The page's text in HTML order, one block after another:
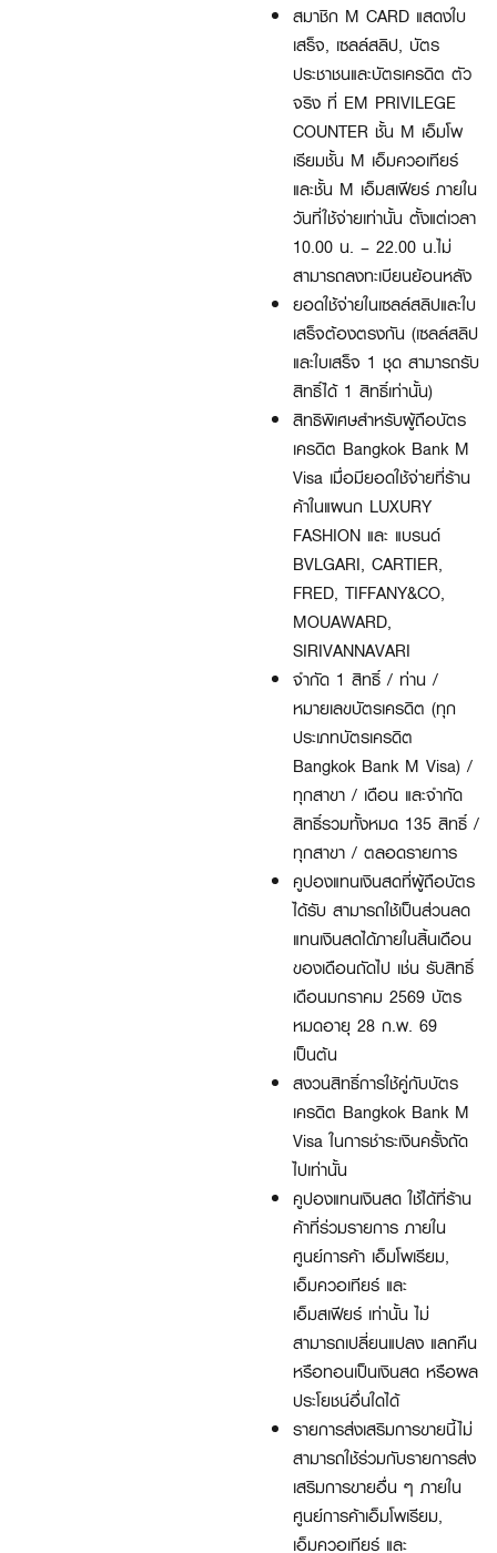
สมาชิก M CARD แสดงใบ
เสร็จ, เซลล์สลิป, บัตร
ประชาชนและบัตรเครดิต ตัว
จริง ที่ EM PRIVILEGE
COUNTER ชั้น M เอ็มโพ
เรียมชั้น M เอ็มควอเทียร์
และชั้น M เอ็มสเฟียร์ ภายใน
วันที่ใช้จ่ายเท่านั้น ตั้งแต่เวลา
10.00 น. – 22.00 น.ไม่
สามารถลงทะเบียนย้อนหลัง
ยอดใช้จ่ายในเซลล์สลิปและใบ
เสร็จต้องตรงกัน (เซลล์สลิป
และใบเสร็จ 1 ชุด สามารถรับ
สิทธิ์ได้ 1 สิทธิ์เท่านั้น)
สิทธิพิเศษสำหรับผู้ถือบัตร
เครดิต Bangkok Bank M
Visa เมื่อมียอดใช้จ่ายที่ร้าน
ค้าในแผนก LUXURY
FASHION และ แบรนด์
BVLGARI, CARTIER,
FRED, TIFFANY&CO,
MOUAWARD,
SIRIVANNAVARI
จำกัด 1 สิทธิ์ / ท่าน /
หมายเลขบัตรเครดิต (ทุก
ประเภทบัตรเครดิต
Bangkok Bank M Visa) /
ทุกสาขา / เดือน และจำกัด
สิทธิ์รวมทั้งหมด 135 สิทธิ์ /
ทุกสาขา / ตลอดรายการ
คูปองแทนเงินสดที่ผู้ถือบัตร
ได้รับ สามารถใช้เป็นส่วนลด
แทนเงินสดได้ภายในสิ้นเดือน
ของเดือนถัดไป เช่น รับสิทธิ์
เดือนมกราคม 2569 บัตร
หมดอายุ 28 ก.พ. 69
เป็นต้น
สงวนสิทธิ์การใช้คู่กับบัตร
เครดิต Bangkok Bank M
Visa ในการชำระเงินครั้งถัด
ไปเท่านั้น
คูปองแทนเงินสด ใช้ได้ที่ร้าน
ค้าที่ร่วมรายการ ภายใน
ศูนย์การค้า เอ็มโพเรียม,
เอ็มควอเทียร์ และ
เอ็มสเฟียร์ เท่านั้น ไม่
สามารถเปลี่ยนแปลง แลกคืน
หรือทอนเป็นเงินสด หรือผล
ประโยชน์อื่นใดได้
รายการส่งเสริมการขายนี้ไม่
สามารถใช้ร่วมกับรายการส่ง
เสริมการขายอื่น ๆ ภายใน
ศูนย์การค้าเอ็มโพเรียม,
เอ็มควอเทียร์ และ